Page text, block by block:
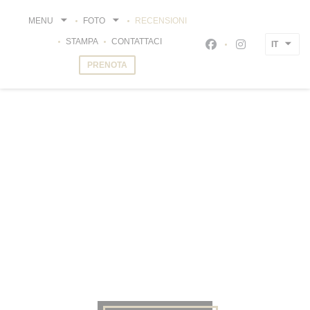
MENU FOTO RECENSIONI
STAMPA CONTATTACI
PRENOTA
Facebook ((apre
Instagram
IT